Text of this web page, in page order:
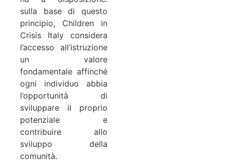
sulla base di questo
principio, Children in
Crisis Italy considera
l’accesso all’istruzione
un valore
fondamentale affinché
ogni individuo abbia
l’opportunità di
sviluppare il proprio
potenziale e
contribuire allo
sviluppo della
comunità.